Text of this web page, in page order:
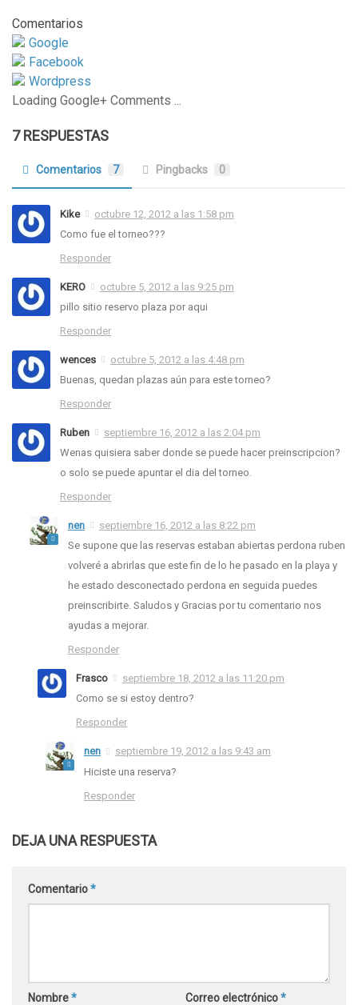
Comentarios
Google
Facebook
Wordpress
Loading Google+ Comments ...
7 RESPUESTAS
Comentarios 7 Pingbacks 0
Kike
octubre 12, 2012 a las 1:58 pm
Como fue el torneo???
Responder
KERO
octubre 5, 2012 a las 9:25 pm
pillo sitio reservo plaza por aqui
Responder
wences
octubre 5, 2012 a las 4:48 pm
Buenas, quedan plazas aún para este torneo?
Responder
Ruben
septiembre 16, 2012 a las 2:04 pm
Wenas quisiera saber donde se puede hacer preinscripcion?
o solo se puede apuntar el dia del torneo.
Responder
nen
septiembre 16, 2012 a las 8:22 pm
Se supone que las reservas estaban abiertas perdona ruben
volveré a abrirlas que este fin de lo he pasado en la playa y
he estado desconectado perdona en seguida puedes
preinscribirte. Saludos y Gracias por tu comentario nos
ayudas a mejorar.
Responder
Frasco
septiembre 18, 2012 a las 11:20 pm
Como se si estoy dentro?
Responder
nen
septiembre 19, 2012 a las 9:43 am
Hiciste una reserva?
Responder
DEJA UNA RESPUESTA
Comentario*
Nombre* Correo electrónico*